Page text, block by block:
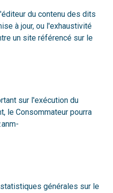
du contenu des dits
à jour, ou l'exhaustivité
un site référencé sur le
sur l'exécution du
le Consommateur pourra
générales sur le